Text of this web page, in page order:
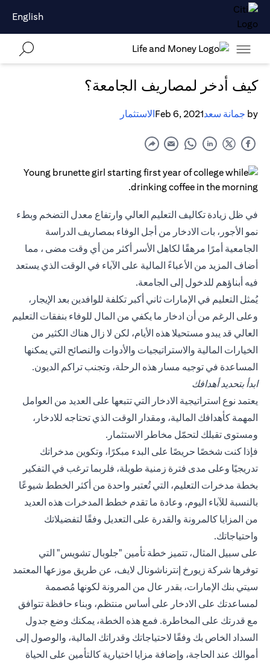
English
كيف أدخر لمصاريف الجامعة؟
by جمانة سعدFeb 6, 2021الاستثمار
في ظل زيادة تكاليف التعليم العالي وارتفاع معدل التضخم وبطء
نمو الأجور، بات الادخار من أجل الوفاء بمصاريف الدراسة
الجامعية أمرًا مرهقًا لكاهل الأسر أكثر من أي وقت مضى ، مما
أضاف المزيد من الأعباءً المالية على الآباء في الوقت الذي يستعد
فيه أبناؤهم للدخول إلى الجامعة.
يُمثل التعليم في الإمارات ثاني أكبر تكلفة للوافدين بعد الإيجار،
وعلى الرغم من أن ادخار ما يكفي من المال للوفاء بنفقات التعليم
العالي قد يبدو مستحيلا هذه الأيام، لكن لا زال هناك الكثير من
الخيارات المالية والاستراتيجيات والأدوات والنصائح التي يمكنها
المساعدة في توجيه مسار هذه الرحلة، وتجنب تراكم الديون.
ابدأ بتحديد أهدافك
يعتمد نوع استراتيجية الادخار التي تتبعها على العديد من العوامل
المهمة كأهدافك المالية، ومقدار الوقت الذي تحتاجه للادخار،
ومستوى تقبلك لتحمّل مخاطر الاستثمار.
فإذا كنت شخصًا حريصًا على البدء مبكرًا، وتكوين مدخراتك
تدريجيًا وعلى مدى فترة زمنية طويلة، فلربما ترغب في التفكير
بخطة مدخرات التعليم، التي تُعتبر واحدة من أكثر الخطط شيوعًا
بالنسبة للآباء اليوم، وعادة ما تقدم خطط المدخرات هذه العديد
من المزايا كالمرونة والقدرة على التعديل وفقًا لتفضيلاتك
واحتياجاتك.
على سبيل المثال، تتميز خطة تأمين "جلوبال تشويس" التي
توفرها شركة زيورخ إنترناشونال لايف، عن طريق موزعها المعتمد
سيتي بنك الإمارات، بقدر عال من المرونة لكونها مُصممة
لمساعدتك على الادخار على أساس منتظم، وبناء حافظة تتوافق
مع قدرتك على المخاطرة. فمع هذه الخطة، يمكنك وضع جدول
السداد الخاص بك وفقًا لاحتياجاتك وقدراتك المالية، والوصول إلى
أموالك عند الحاجة، وإضافة مزايا اختيارية كالتأمين على الحياة